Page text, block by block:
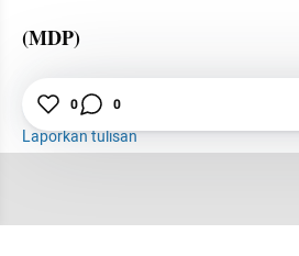
(MDP)
BPJS BPJS Ketenagakerjaan
Laporkan tulisan
0 0